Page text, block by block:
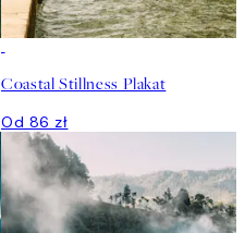
Coastal Stillness Plakat
Od 86 zł